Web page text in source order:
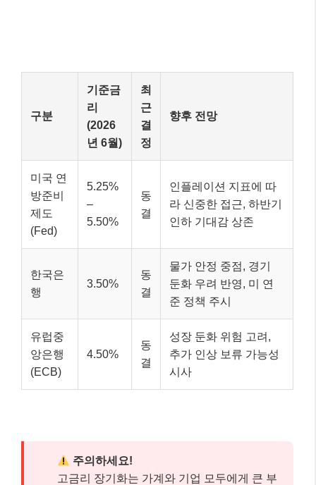
구분
기준금
리
(2026
년 6월)
최
근
결
정
향후 전망
미국 연
방준비
제도
(Fed)
5.25%
–
5.50%
동
결
인플레이션 지표에 따
라 신중한 접근, 하반기
인하 기대감 상존
한국은
행
3.50%
동
결
물가 안정 중점, 경기
둔화 우려 반영, 미 연
준 정책 주시
유럽중
앙은행
(ECB)
4.50%
동
결
성장 둔화 위험 고려,
추가 인상 보류 가능성
시사
주의하세요!
고금리 장기화는 가계와 기업 모두에게 큰 부